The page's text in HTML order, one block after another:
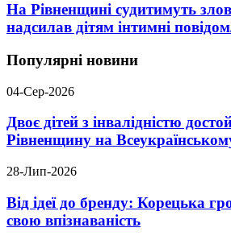
На Рівненщині судитимуть
надсилав дітям інтимні
Популярні новини
04-Сер-2026
Двоє дітей з інвалідністю
Рівненщину на
28-Лип-2026
Від ідеї до бренду: Корецька
свою впізнаваність